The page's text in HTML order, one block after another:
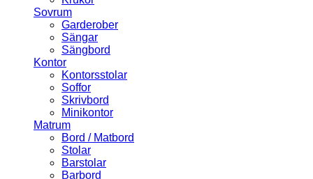
Sovrum
Garderober
Sängar
Sängbord
Kontor
Kontorsstolar
Soffor
Skrivbord
Minikontor
Matrum
Bord / Matbord
Stolar
Barstolar
Barbord